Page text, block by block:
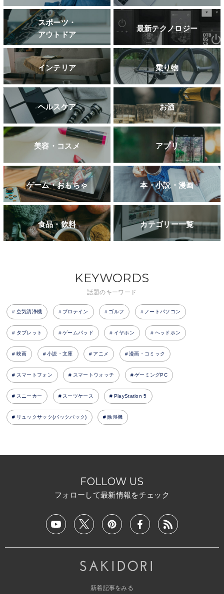
スポーツ・
アウトドア
最新テクノロジー
インテリア 乗り物
ヘルスケア お酒
美容・コスメ アプリ
ゲーム・おもちゃ 本・小説・漫画
食品・飲料 カテゴリー一覧
KEYWORDS
話題のキーワード
空気清浄機 プロテイン ゴルフ ノートパソコン
タブレット ゲームパッド イヤホン ヘッドホン
映画 小説・文庫 アニメ 漫画・コミック
スマートフォン スマートウォッチ ゲーミングPC
スニーカー スーツケース PlayStation 5
リュックサック(バックパック) 除湿機
FOLLOW US
フォローして最新情報をチェック
新着記事をみる